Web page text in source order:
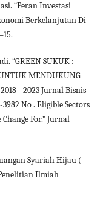
“Peran Investasi
Berkelanjutan Di
“GREEN SUKUK :
MENDUKUNG
- 2023 Jurnal Bisnis
3982 No . Eligible Sectors
For.” Jurnal
Syariah Hijau (
Ilmiah